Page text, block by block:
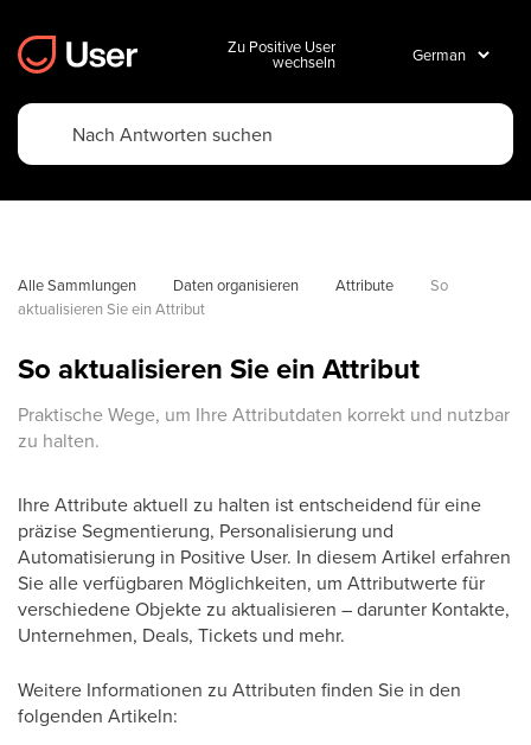
Zu Positive User
wechseln
Alle Sammlungen Daten organisieren Attribute
So
aktualisieren Sie ein Attribut
So aktualisieren Sie ein Attribut
Praktische Wege, um Ihre Attributdaten korrekt und nutzbar
zu halten.
Ihre Attribute aktuell zu halten ist entscheidend für eine
präzise Segmentierung, Personalisierung und
Automatisierung in Positive User. In diesem Artikel erfahren
Sie alle verfügbaren Möglichkeiten, um Attributwerte für
verschiedene Objekte zu aktualisieren – darunter Kontakte,
Unternehmen, Deals, Tickets und mehr.
Weitere Informationen zu Attributen finden Sie in den
folgenden Artikeln: